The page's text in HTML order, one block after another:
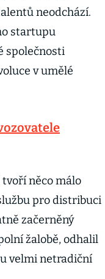
neodchází.
startupu
společnosti
v umělé
něco málo
pro distribuci
začerněný
žalobě, odhalil
velmi netradiční